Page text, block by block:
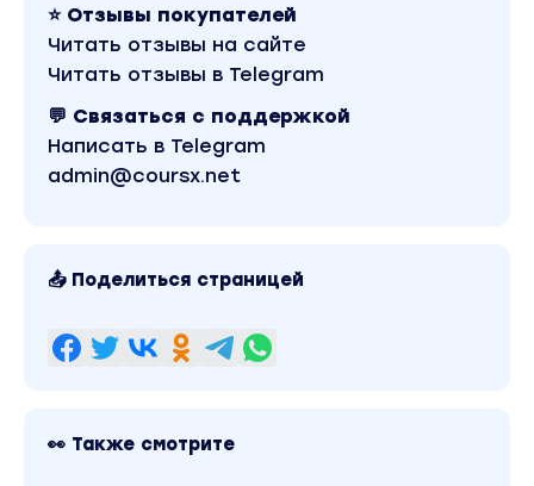
Вы находитесь на странице товара «Лена
Котикова / lena_kotikova - Создаем и продаем
мастер-классы. Тариф Самостоятельная
работа». Это материал 2022 года.
Оригинальная стоимость курса у автора
составляет 4200 рублей. В магазине Coursx.net
данный материал доступен за 190 рублей.
Обучающий курс входит в рубрику «Бизнес,
менеджмент, продажи / Реклама и маркетинг /
Схемы заработка». Другие материалы автора
⭐ Отзывы покупателей
Читать отзывы на сайте
Читать отзывы в Telegram
💬 Связаться с поддержкой
Написать в Telegram
admin@coursx.net
📤 Поделиться страницей
👀 Также смотрите